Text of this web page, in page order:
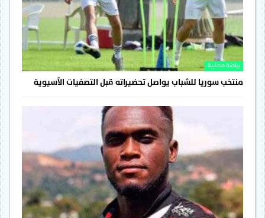
رياضة محلية
منتخب سوريا للشباب يواصل تحضيراته قبل التصفيات الآسيوية